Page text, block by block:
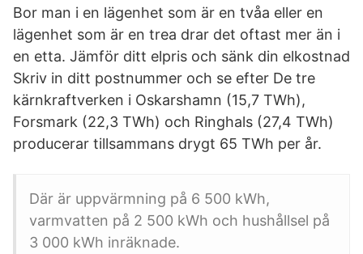
Bor man i en lägenhet som är en tvåa eller en
lägenhet som är en trea drar det oftast mer än i
en etta. Jämför ditt elpris och sänk din elkostnad
Skriv in ditt postnummer och se efter De tre
kärnkraftverken i Oskarshamn (15,7 TWh),
Forsmark (22,3 TWh) och Ringhals (27,4 TWh)
producerar tillsammans drygt 65 TWh per år.
Där är uppvärmning på 6 500 kWh,
varmvatten på 2 500 kWh och hushållsel på
3 000 kWh inräknade.